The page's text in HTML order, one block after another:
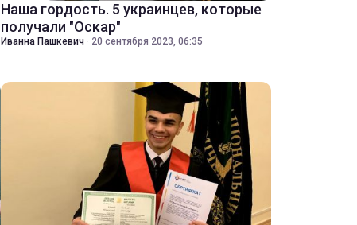
Наша гордость. 5 украинцев, которые
получали "Оскар"
Иванна Пашкевич · 20 сентября 2023, 06:35